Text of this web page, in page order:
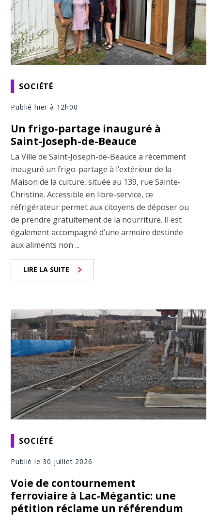
SOCIÉTÉ
Publié hier à 12h00
Un frigo-partage inauguré à
Saint-Joseph-de-Beauce
La Ville de Saint-Joseph-de-Beauce a récemment
inauguré un frigo-partage à l’extérieur de la
Maison de la culture, située au 139, rue Sainte-
Christine. Accessible en libre-service, ce
réfrigérateur permet aux citoyens de déposer ou
de prendre gratuitement de la nourriture. Il est
également accompagné d’une armoire destinée
aux aliments non ...
LIRE LA SUITE
SOCIÉTÉ
Publié le 30 juillet 2026
Voie de contournement
ferroviaire à Lac-Mégantic: une
pétition réclame un référendum